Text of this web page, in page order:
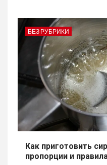
БЕЗ РУБРИКИ
Как приготовить
пропорции и